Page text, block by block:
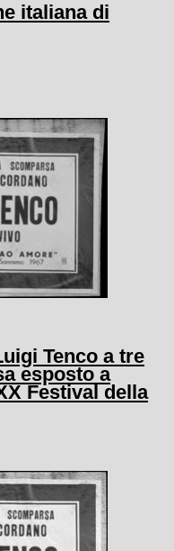
italiana di
Tenco a tre
esposto a
Festival della